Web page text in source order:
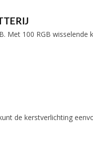
Met 100 RGB wisselende
de kerstverlichting